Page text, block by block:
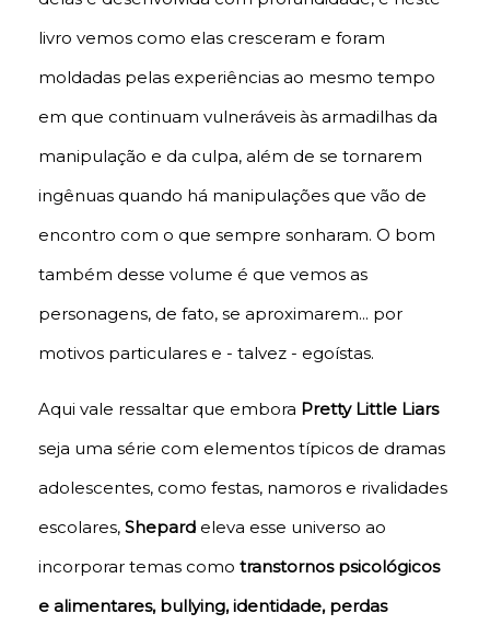
livro vemos como elas cresceram e foram
moldadas pelas experiências ao mesmo tempo
em que continuam vulneráveis às armadilhas da
manipulação e da culpa, além de se tornarem
ingênuas quando há manipulações que vão de
encontro com o que sempre sonharam. O bom
também desse volume é que vemos as
personagens, de fato, se aproximarem... por
motivos particulares e - talvez - egoístas.
Aqui vale ressaltar que embora Pretty Little Liars
seja uma série com elementos típicos de dramas
adolescentes, como festas, namoros e rivalidades
escolares, Shepard eleva esse universo ao
incorporar temas como transtornos psicológicos
e alimentares, bullying, identidade, perdas